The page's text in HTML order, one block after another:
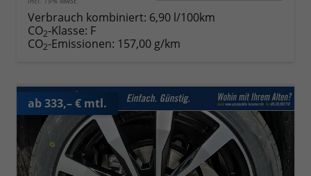
Verbrauch kombiniert: 6,90 l/100km
CO2-Klasse: F
CO2-Emissionen: 157,00 g/km
ab 333,– € mtl.